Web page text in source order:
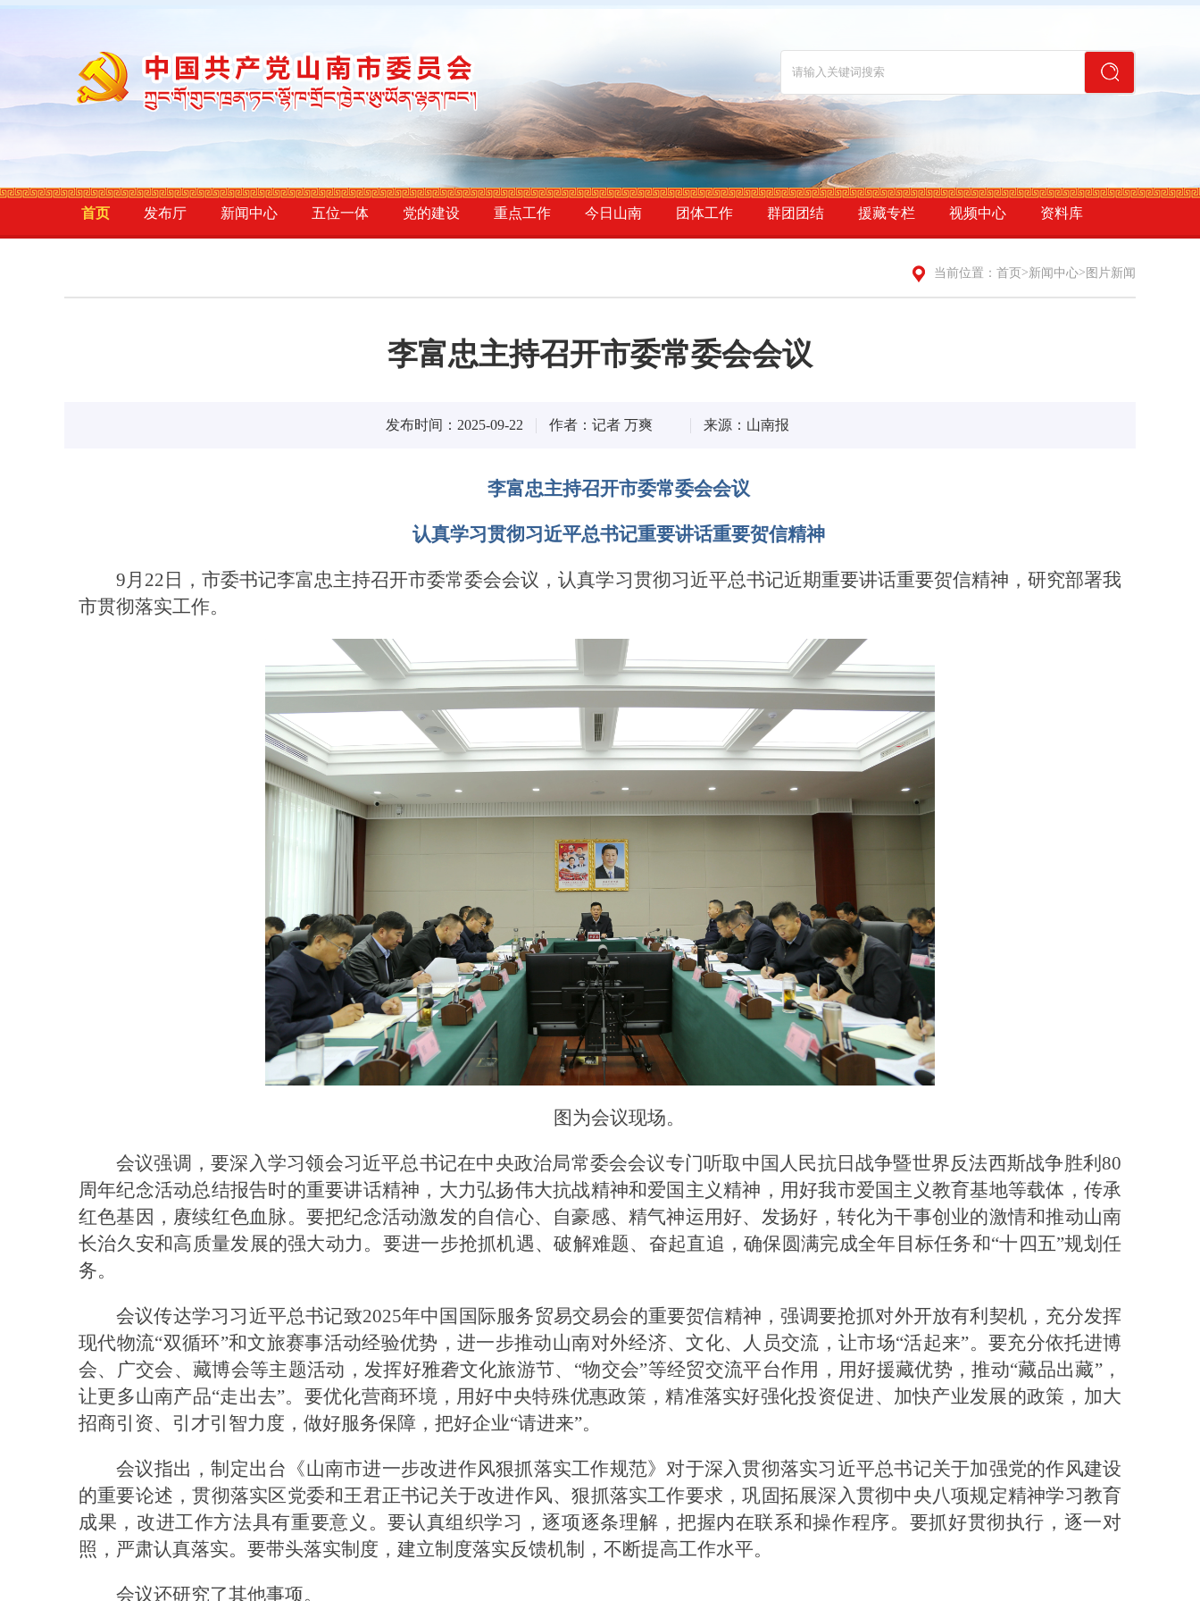
首页 发布厅 新闻中心 五位一体 党的建设 重点工作 今日山南 团体工作 群团团结 援藏专栏 视频中心 资料库
当前位置： 首页 >新闻中心> 图片新闻
李富忠主持召开市委常委会会议
发布时间：2025-09-22 作者：记者 万爽 来源：山南报
李富忠主持召开市委常委会会议
认真学习贯彻习近平总书记重要讲话重要贺信精神
9月22日，市委书记李富忠主持召开市委常委会会议，认真学习贯彻习近平总书记近期重要讲话重要贺信精神，研究部署我
市贯彻落实工作。
图为会议现场。
会议强调，要深入学习领会习近平总书记在中央政治局常委会会议专门听取中国人民抗日战争暨世界反法西斯战争胜利80
周年纪念活动总结报告时的重要讲话精神，大力弘扬伟大抗战精神和爱国主义精神，用好我市爱国主义教育基地等载体，传承
红色基因，赓续红色血脉。要把纪念活动激发的自信心、自豪感、精气神运用好、发扬好，转化为干事创业的激情和推动山南
长治久安和高质量发展的强大动力。要进一步抢抓机遇、破解难题、奋起直追，确保圆满完成全年目标任务和“十四五”规划任
务。
会议传达学习习近平总书记致2025年中国国际服务贸易交易会的重要贺信精神，强调要抢抓对外开放有利契机，充分发挥
现代物流“双循环”和文旅赛事活动经验优势，进一步推动山南对外经济、文化、人员交流，让市场“活起来”。要充分依托进博
会、广交会、藏博会等主题活动，发挥好雅砻文化旅游节、“物交会”等经贸交流平台作用，用好援藏优势，推动“藏品出藏”，
让更多山南产品“走出去”。要优化营商环境，用好中央特殊优惠政策，精准落实好强化投资促进、加快产业发展的政策，加大
招商引资、引才引智力度，做好服务保障，把好企业“请进来”。
会议指出，制定出台《山南市进一步改进作风狠抓落实工作规范》对于深入贯彻落实习近平总书记关于加强党的作风建设
的重要论述，贯彻落实区党委和王君正书记关于改进作风、狠抓落实工作要求，巩固拓展深入贯彻中央八项规定精神学习教育
成果，改进工作方法具有重要意义。要认真组织学习，逐项逐条理解，把握内在联系和操作程序。要抓好贯彻执行，逐一对
照，严肃认真落实。要带头落实制度，建立制度落实反馈机制，不断提高工作水平。
会议还研究了其他事项。